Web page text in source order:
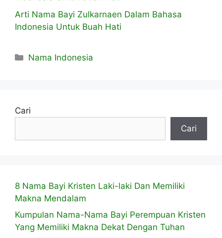
Arti Nama Bayi Zulkarnaen Dalam Bahasa
Indonesia Untuk Buah Hati
Kategori
Nama Indonesia
Cari
Cari
8 Nama Bayi Kristen Laki-laki Dan Memiliki
Makna Mendalam
Kumpulan Nama-Nama Bayi Perempuan Kristen
Yang Memiliki Makna Dekat Dengan Tuhan